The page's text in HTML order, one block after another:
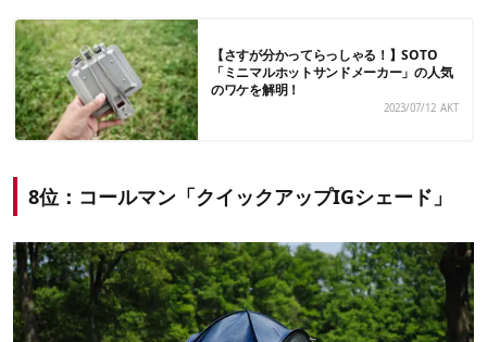
【さすが分かってらっしゃる！】SOTO
「ミニマルホットサンドメーカー」の人気
のワケを解明！
2023/07/12 AKT
8位：コールマン「クイックアップIGシェード」